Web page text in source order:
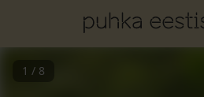
1 / 8